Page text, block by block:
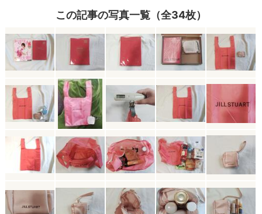
この記事の写真一覧（全34枚）